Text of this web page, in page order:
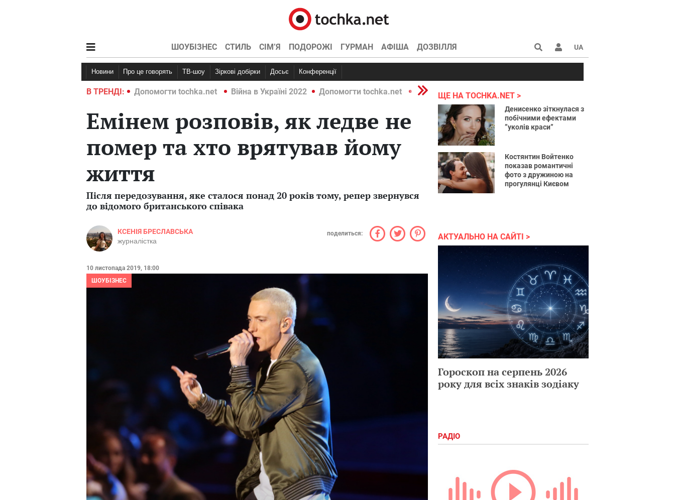
ШОУБІЗНЕС СТИЛЬ СІМ’Я ПОДОРОЖІ ГУРМАН АФІША ДОЗВІЛЛЯ UA
Новини Про це говорять ТВ-шоу Зіркові добірки Досьє Конференції
В ТРЕНДІ:
Війна в Україні 2022 Допомогти tochka.net Війна в Україні 2022 Допомогти tochka.net Війна в Україні 2022
Емінем розповів, як ледве не
помер та хто врятував йому
життя
Після передозування, яке сталося понад 20 років тому, репер звернувся
до відомого британського співака
КСЕНІЯ БРЕСЛАВСЬКА
журналістка
поделиться:
10 листопада 2019, 18:00
ШОУБІЗНЕС
ЩЕ НА TOCHKA.NET
Денисенко зіткнулася з
побічними ефектами
”уколів краси”
Костянтин Войтенко
показав романтичні
фото з дружиною на
прогулянці Києвом
АКТУАЛЬНО НА САЙТІ
Гороскоп на серпень 2026
року для всіх знаків зодіаку
РАДІО